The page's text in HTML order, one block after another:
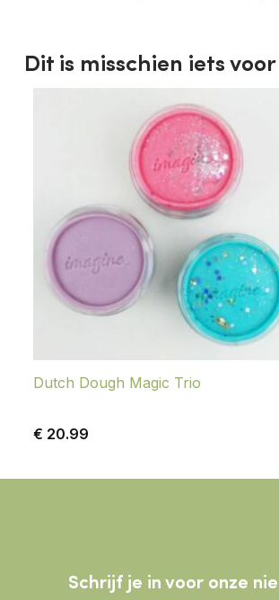
Dit is misschien iets
Dutch Dough Magic Trio
€ 20.99
Schrijf je in voor onze